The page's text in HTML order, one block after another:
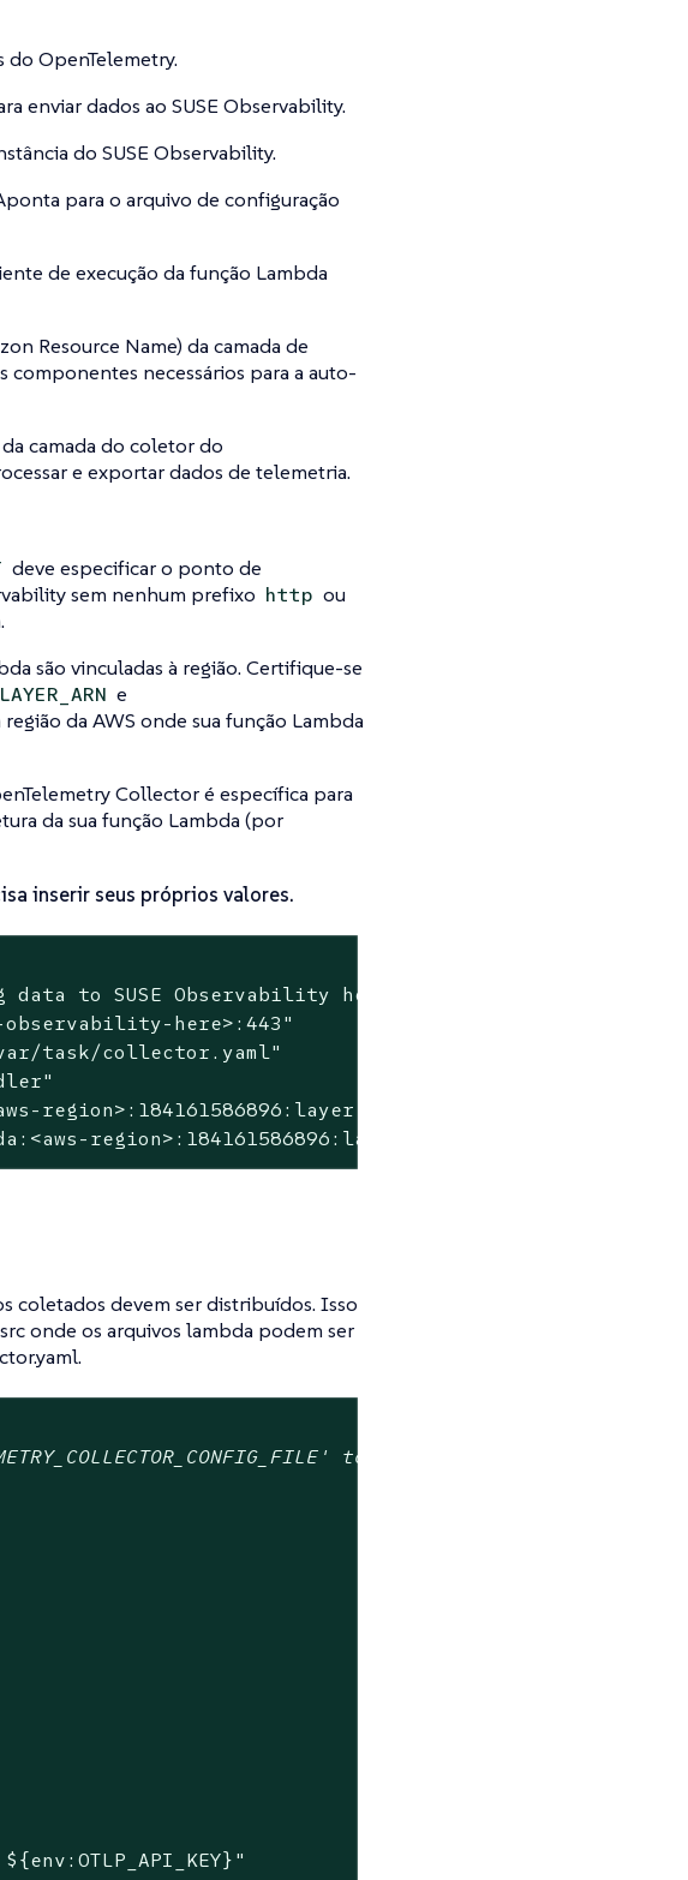
OpenTelemetry.
enviar dados ao SUSE Observability.
do SUSE Observability.
para o arquivo de configuração
de execução da função Lambda
Resource Name) da camada de
componentes necessários para a auto-
camada do coletor do
e exportar dados de telemetria.
deve especificar o ponto de
sem nenhum prefixo http ou
são vinculadas à região. Certifique-se
e
da AWS onde sua função Lambda
Collector é específica para
da sua função Lambda (por
inserir seus próprios valores.
to SUSE Observability here>"
observability-here>:443"
task/collector.yaml"
region>:184161586896:layer:opentelemetry-nodejs-
region>:184161586896:layer:opentelemetry-
coletados devem ser distribuídos. Isso
onde os arquivos lambda podem ser
to